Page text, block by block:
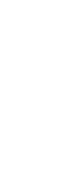
اغلب حس دعوت کننده